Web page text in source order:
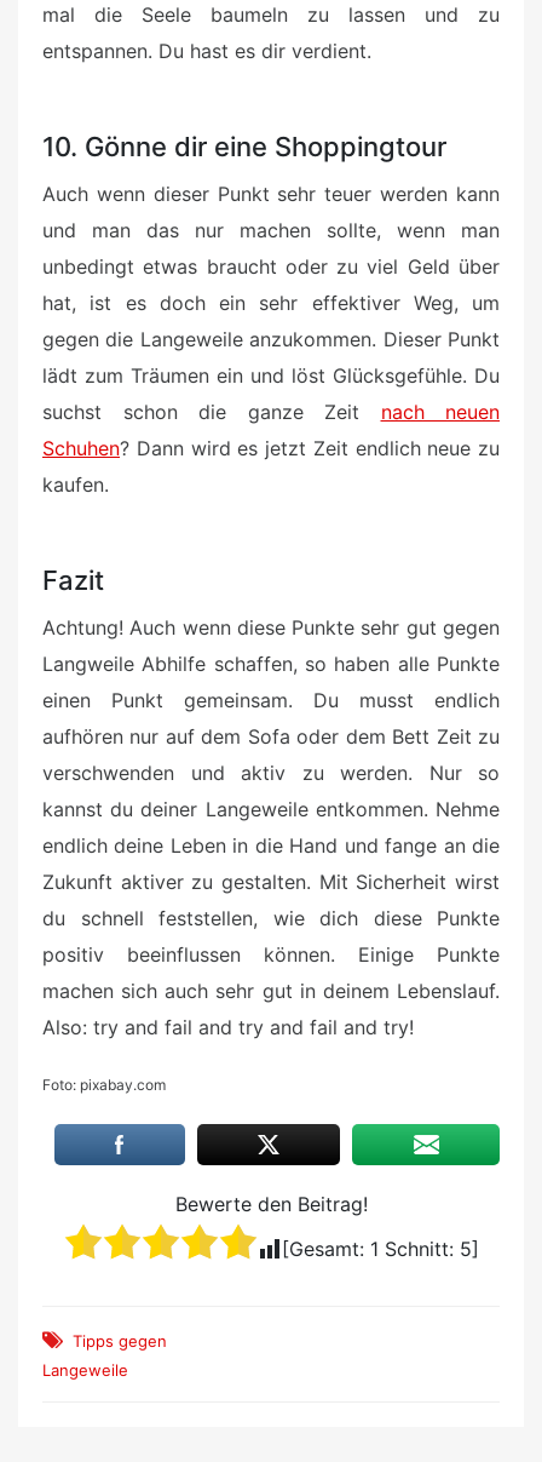
mal die Seele baumeln zu lassen und zu
entspannen. Du hast es dir verdient.
10. Gönne dir eine Shoppingtour
Auch wenn dieser Punkt sehr teuer werden kann
und man das nur machen sollte, wenn man
unbedingt etwas braucht oder zu viel Geld über
hat, ist es doch ein sehr effektiver Weg, um
gegen die Langeweile anzukommen. Dieser Punkt
lädt zum Träumen ein und löst Glücksgefühle. Du
suchst schon die ganze Zeit nach neuen
Schuhen? Dann wird es jetzt Zeit endlich neue zu
kaufen.
Fazit
Achtung! Auch wenn diese Punkte sehr gut gegen
Langweile Abhilfe schaffen, so haben alle Punkte
einen Punkt gemeinsam. Du musst endlich
aufhören nur auf dem Sofa oder dem Bett Zeit zu
verschwenden und aktiv zu werden. Nur so
kannst du deiner Langeweile entkommen. Nehme
endlich deine Leben in die Hand und fange an die
Zukunft aktiver zu gestalten. Mit Sicherheit wirst
du schnell feststellen, wie dich diese Punkte
positiv beeinflussen können. Einige Punkte
machen sich auch sehr gut in deinem Lebenslauf.
Also: try and fail and try and fail and try!
Foto: pixabay.com
Bewerte den Beitrag!
[Gesamt: 1 Schnitt: 5]
Tipps gegen
Langeweile